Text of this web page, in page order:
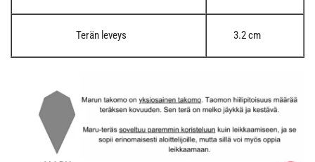
Terän leveys 3.2 cm